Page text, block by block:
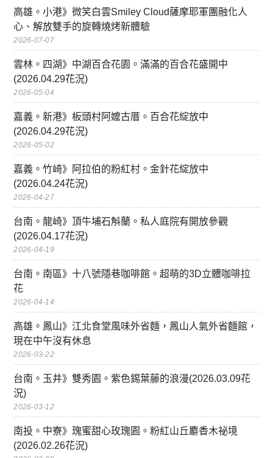
高雄。小港》微笑白雲Smiley Cloud薩摩耶軍團融化人
心、解放雙手的旋轉燒烤新體驗
2026-07-07
雲林。四湖》中湖百合花園。滿滿的百合花盛開中
(2026.04.29花況)
2026-05-04
嘉義。新港》板頭村阿嬤古厝。百合花綻放中
(2026.04.29花況)
2026-05-02
嘉義。竹崎》阿拉伯的粉紅村。金針花綻放中
(2026.04.24花況)
2026-04-27
台南。龍崎》頂牛埔石斛蘭。私人庭院有開放參觀
(2026.04.17花況)
2026-04-19
台南。南區》十八號隱巷咖啡館。超萌的3D立體咖啡拉
花
2026-04-14
高雄。鳳山》江北食堂風味外省麵，鳳山人氣外省麵館，
現在中午沒有休息
2026-03-22
台南。玉井》雙秀園。紫色錫葉藤的浪漫(2026.03.09花
況)
2026-03-12
南投。中寮》瑰蜜甜心玫瑰園。粉紅山丘麝香木祕境
(2026.02.26花況)